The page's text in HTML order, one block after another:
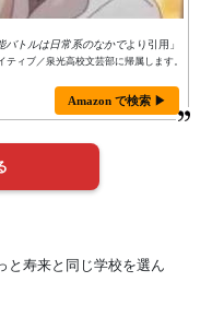
バトルは日常系のなかでより引用」
ィブ／泉光高校文芸部に帰属します。
Amazon で検索 ▶
と寿来と同じ学校を選ん